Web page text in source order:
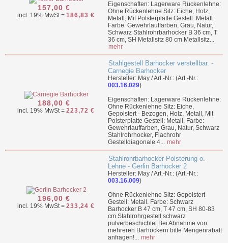
157,00 €
incl. 19% MwSt = 186,83 €
Eigenschaften: Lagerware Rückenlehne:
Ohne Rückenlehne Sitz: Eiche, Holz,
Metall, Mit Polsterplatte Gestell: Metall.
Farbe: Gewehrlauffarben, Grau, Natur,
Schwarz Stahlrohrbarhocker B 36 cm, T
36 cm, SH Metallsitz 80 cm Metallsitz...
mehr
188,00 €
incl. 19% MwSt = 223,72 €
Stahlgestell Barhocker verstellbar. -
Carnegie Barhocker
Hersteller: May / Art.-Nr.: (Art.-Nr.:
003.16.029)
Eigenschaften: Lagerware Rückenlehne:
Ohne Rückenlehne Sitz: Eiche,
Gepolstert - Bezogen, Holz, Metall, Mit
Polsterplatte Gestell: Metall. Farbe:
Gewehrlauffarben, Grau, Natur, Schwarz
Stahlrohrhocker, Flachrohr
Gestelldiagonale 4... mehr
196,00 €
incl. 19% MwSt = 233,24 €
Stahlrohrbarhocker Polsterung o.
Lehne - Gerlin Barhocker 2
Hersteller: May / Art.-Nr.: (Art.-Nr.:
003.16.009)
Ohne Rückenlehne Sitz: Gepolstert
Gestell: Metall. Farbe: Schwarz
Barhocker B 47 cm, T 47 cm, SH 80-83
cm Stahlrohrgestell schwarz
pulverbeschichtet Bei Abnahme von
mehreren Barhockern bitte Mengenrabatt
anfragen!... mehr